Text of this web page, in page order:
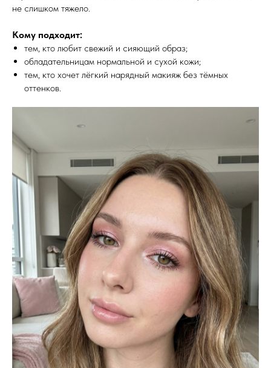
не слишком тяжело.
Кому подходит:
тем, кто любит свежий и сияющий образ;
обладательницам нормальной и сухой кожи;
тем, кто хочет лёгкий нарядный макияж без тёмных
оттенков.